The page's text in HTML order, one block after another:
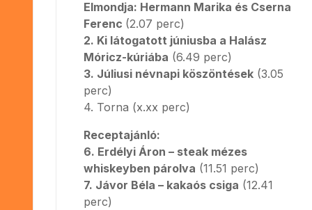
Elmondja: Hermann Marika és Cserna
Ferenc (2.07 perc)
2. Ki látogatott júniusba a Halász
Móricz-kúriába (6.49 perc)
3. Júliusi névnapi köszöntések (3.05
perc)
4. Torna (x.xx perc)
Receptajánló:
6. Erdélyi Áron – steak mézes
whiskeyben párolva (11.51 perc)
7. Jávor Béla – kakaós csiga (12.41
perc)